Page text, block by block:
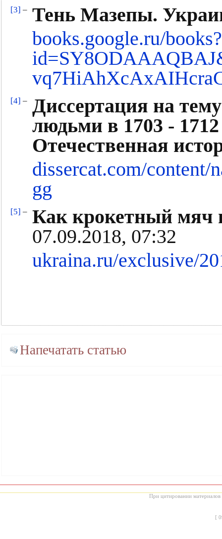
[3] – Тень Мазепы.
books.google.ru/books?
[4] – Диссертация на
людьми в 1703 -
Отечественная
dissercat.com/
gg
[5] – Как крокетный мяч
07.09.2018, 07:32
ukraina.ru/exclusive/
Напечатать статью
При цитировании материалов
[